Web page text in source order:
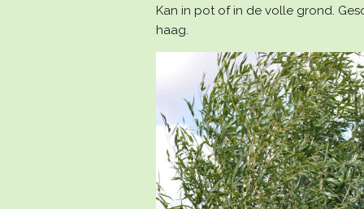
Kan in pot of in de volle grond.
haag.